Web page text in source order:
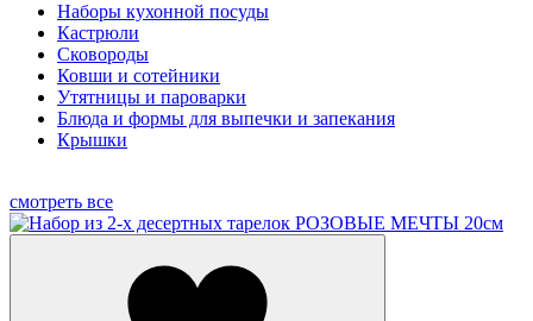
Наборы кухонной посуды
Кастрюли
Сковороды
Ковши и сотейники
Утятницы и пароварки
Блюда и формы для выпечки и запекания
Крышки
смотреть все